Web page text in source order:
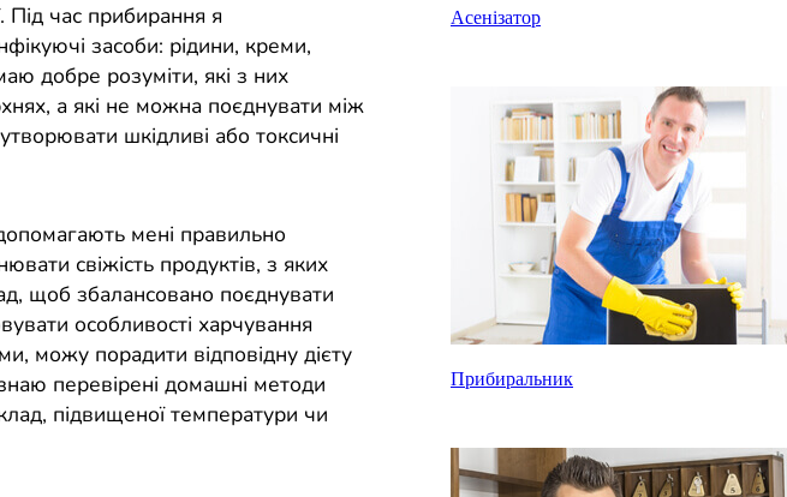
Під час прибирання я
засоби: рідини, креми,
добре розуміти, які з них
а які не можна поєднувати між
шкідливі або токсичні
мені правильно
свіжість продуктів, з яких
щоб збалансовано поєднувати
особливості харчування
можу порадити відповідну дієту
перевірені домашні методи
підвищеної температури чи
Асенізатор
Прибиральник